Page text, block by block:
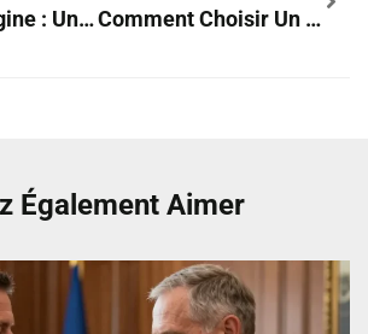
Test ADN Origine : Une Solution Efficace Pour Trouver Ses Ancêtres Comment Choisir Un Parasol Déporté Pour Son Jardin ?
Également Aimer